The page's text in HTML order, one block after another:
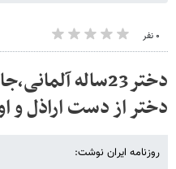
۰ نفر
دختر23ساله
دختر از دست اراذل
روزنامه ایران نوشت: